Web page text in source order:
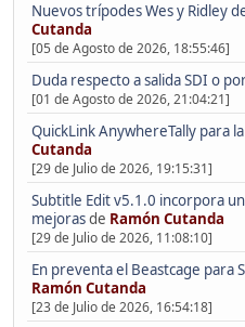
Nuevos trípodes Wes y Ridley
Cutanda
[05 de Agosto de 2026, 18:55:46]
Duda respecto a salida SDI o
[01 de Agosto de 2026, 21:04:21]
QuickLink AnywhereTally para
Cutanda
[29 de Julio de 2026, 19:15:31]
Subtitle Edit v5.1.0 incorpora
mejorasde Ramón Cutanda
[29 de Julio de 2026, 11:08:10]
En preventa el Beastcage para
Ramón Cutanda
[23 de Julio de 2026, 16:54:18]